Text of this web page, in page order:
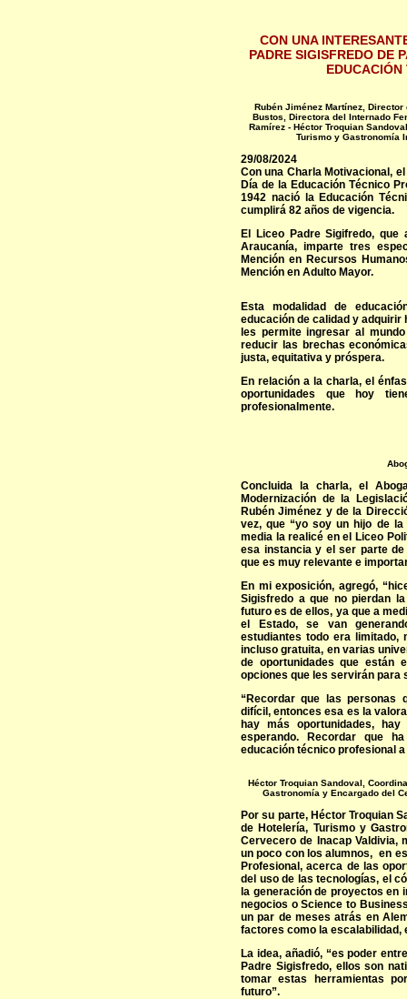
CON UNA
PADRE SIGISFREDO DE
Rubén Jiménez Martínez,
Bustos, Directora del Internado
Ramírez - Héctor Troquian
Turismo y Gastronomía
29/08/2024
Con una Charla Motivacional,
Día de la Educación Técnico
1942 nació la Educación
cumplirá 82 años de vigencia.
El Liceo Padre Sigifredo,
Araucanía, imparte tres
Mención en Recursos
Mención en Adulto Mayor.
Esta modalidad de
educación de calidad y
les permite ingresar al
reducir las brechas
justa, equitativa y próspera.
En relación a la charla, el
oportunidades que hoy
profesionalmente.
Concluida la charla, el
Modernización de la
Rubén Jiménez y de la
vez, que “yo soy un hijo de la
media la realicé en el Liceo
esa instancia y el ser parte
que es muy relevante e
En mi exposición, agregó,
Sigisfredo a que no pierdan
futuro es de ellos, ya que a
el Estado, se van
estudiantes todo era limitado,
incluso gratuita, en varias
de oportunidades que están
opciones que les servirán para
“Recordar que las personas
difícil, entonces esa es la
hay más oportunidades,
esperando. Recordar que
educación técnico profesional
Héctor Troquian Sandoval,
Gastronomía y Encargado del
Por su parte, Héctor Troquian
de Hotelería, Turismo y
Cervecero de Inacap Valdivia,
un poco con los alumnos, en
Profesional, acerca de las
del uso de las tecnologías, el
la generación de proyectos en
negocios o Science to
un par de meses atrás en
factores como la escalabilidad,
La idea, añadió, “es poder
Padre Sigisfredo, ellos son
tomar estas herramientas
futuro”.